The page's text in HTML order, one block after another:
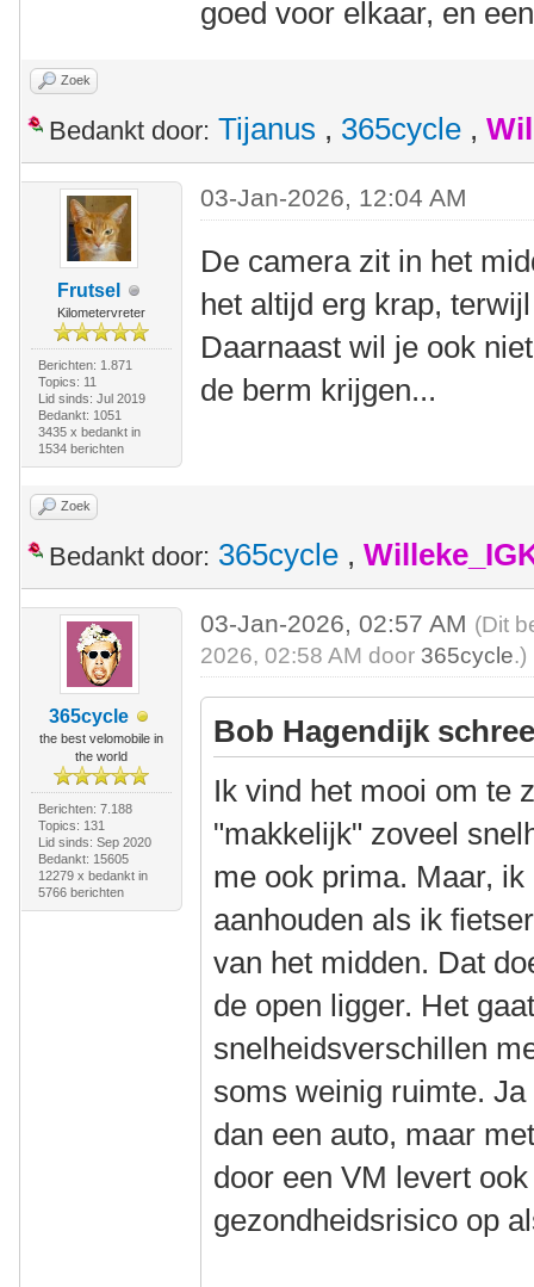
goed voor elkaar, en
Zoek
Bedankt door: Tijanus , 365cycle ,
Frutsel
Kilometervreter
Berichten: 1.871
Topics: 11
Lid sinds: Jul 2019
Bedankt: 1051
3435 x bedankt in
1534 berichten
03-Jan-2026, 12:04 AM
De camera zit in het
het altijd erg krap,
Daarnaast wil je ook
de berm krijgen...
Zoek
Bedankt door: 365cycle ,
365cycle
the best velomobile in
the world
Berichten: 7.188
Topics: 131
Lid sinds: Sep 2020
Bedankt: 15605
12279 x bedankt in
5766 berichten
03-Jan-2026, 02:57 AM (Dit
2026, 02:58 AM door 365cycle.)
Bob Hagendijk
Ik vind het mooi om te
"makkelijk" zoveel
me ook prima. Maar,
aanhouden als ik
van het midden. Dat
de open ligger. Het
snelheidsverschillen
soms weinig ruimte.
dan een auto, maar
door een VM levert
gezondheidsrisico op